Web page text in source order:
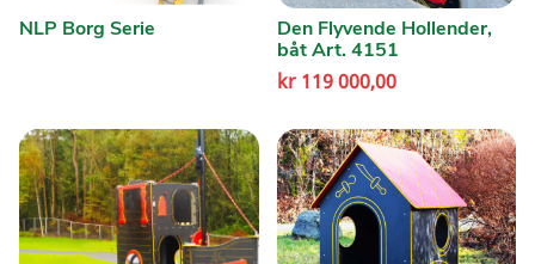
NLP Borg Serie
Den Flyvende Hollender,
båt Art. 4151
kr119 000,00